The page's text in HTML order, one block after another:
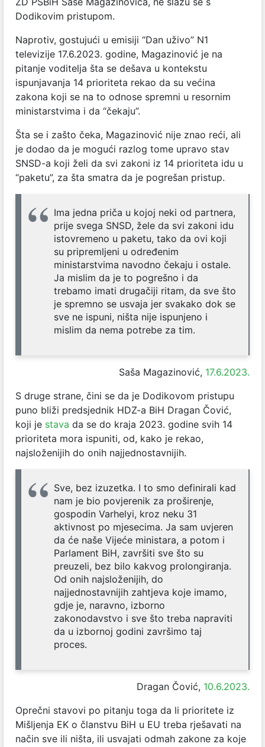
Dodikovim pristupom.
Naprotiv, gostujući u emisiji “Dan uživo” N1
televizije 17.6.2023. godine, Magazinović je na
pitanje voditelja šta se dešava u kontekstu
ispunjavanja 14 prioriteta rekao da su većina
zakona koji se na to odnose spremni u resornim
ministarstvima i da “čekaju”.
Šta se i zašto čeka, Magazinović nije znao reći, ali
je dodao da je mogući razlog tome upravo stav
SNSD-a koji želi da svi zakoni iz 14 prioriteta idu u
“paketu”, za šta smatra da je pogrešan pristup.
Ima jedna priča u kojoj neki od partnera,
prije svega SNSD, žele da svi zakoni idu
istovremeno u paketu, tako da ovi koji
su pripremljeni u određenim
ministarstvima navodno čekaju i ostale.
Ja mislim da je to pogrešno i da
trebamo imati drugačiji ritam, da sve što
je spremno se usvaja jer svakako dok se
sve ne ispuni, ništa nije ispunjeno i
mislim da nema potrebe za tim.
Saša Magazinović, 17.6.2023.
S druge strane, čini se da je Dodikovom pristupu
puno bliži predsjednik HDZ-a BiH Dragan Čović,
koji je stava da se do kraja 2023. godine svih 14
prioriteta mora ispuniti, od, kako je rekao,
najsloženijih do onih najjednostavnijih.
Sve, bez izuzetka. I to smo definirali kad
nam je bio povjerenik za proširenje,
gospodin Varhelyi, kroz neku 31
aktivnost po mjesecima. Ja sam uvjeren
da će naše Vijeće ministara, a potom i
Parlament BiH, završiti sve što su
preuzeli, bez bilo kakvog prolongiranja.
Od onih najsloženijih, do
najjednostavnijih zahtjeva koje imamo,
gdje je, naravno, izborno
zakonodavstvo i sve što treba napraviti
da u izbornoj godini završimo taj
proces.
Dragan Čović, 10.6.2023.
Oprečni stavovi po pitanju toga da li prioritete iz
Mišljenja EK o članstvu BiH u EU treba rješavati na
način sve ili ništa, ili usvajati odmah zakone za koje